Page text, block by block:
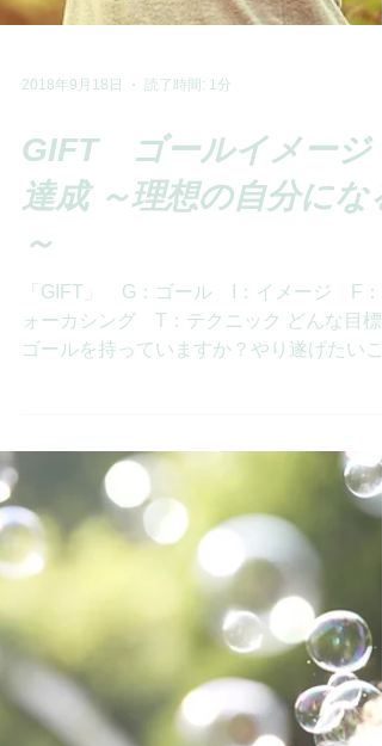
2018年9月18日 読了時間: 1分
GIFT ゴールイメージ
達成 ～理想の自分にな
～
ゴールを持っていますか？やり遂げたいこ
は何ですか？あなたの想い描く理想の自分
は？潜在意識を上手に使って、描いた理想
目標を叶えていきましょう。どれだけ具体
に感情を伴ってイメージでき...